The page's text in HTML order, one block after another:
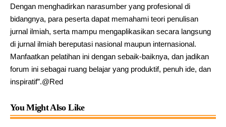
Dengan menghadirkan narasumber yang profesional di
bidangnya, para peserta dapat memahami teori penulisan
jurnal ilmiah, serta mampu mengaplikasikan secara langsung
di jurnal ilmiah bereputasi nasional maupun internasional.
Manfaatkan pelatihan ini dengan sebaik-baiknya, dan jadikan
forum ini sebagai ruang belajar yang produktif, penuh ide, dan
inspiratif”.@Red
You Might Also Like